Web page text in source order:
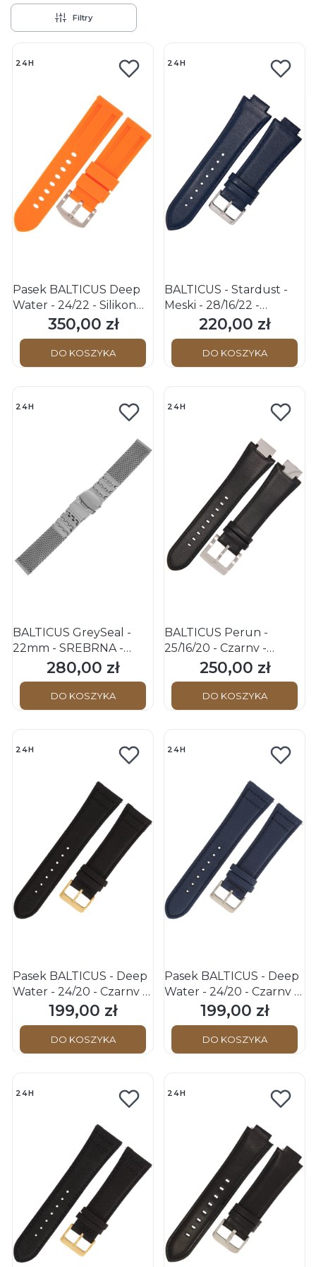
Filtry
24H
Pasek BALTICUS Deep
Water - 24/22 - Silikon
Pomarańczowy -
Klamerka (S)
Cena
350,00 zł
DO KOSZYKA
24H
BALTICUS - Stardust -
Męski - 28/16/22 -
Granatowy - Pasek
skórzany do zegarka
Cena
220,00 zł
DO KOSZYKA
24H
BALTICUS GreySeal -
22mm - SREBRNA -
Stalowa bransoleta do
zegarka
Cena
280,00 zł
DO KOSZYKA
24H
BALTICUS Perun -
25/16/20 - Czarny -
Skórzany pasek do
zegarka
Cena
250,00 zł
DO KOSZYKA
24H
Pasek BALTICUS - Deep
Water - 24/20 - Czarny -
p.Czarne - k.Złota
Cena
199,00 zł
DO KOSZYKA
24H
Pasek BALTICUS - Deep
Water - 24/20 - Czarny -
p.Niebieskie - k.Złota
Cena
199,00 zł
DO KOSZYKA
24H 24H